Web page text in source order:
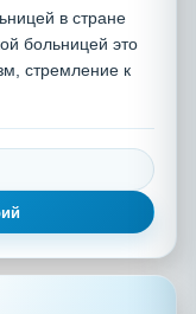
в стране
больницей это
стремление к